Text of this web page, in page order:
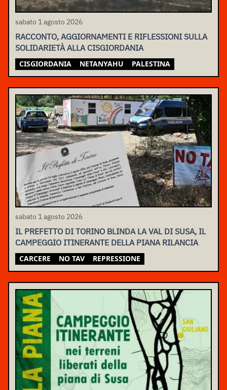
sabato 1 agosto 2026
RACCONTO, AGGIORNAMENTI E RIFLESSIONI SULLA
SOLIDARIETÀ ALLA CISGIORDANIA
CISGIORDANIA NETANYAHU PALESTINA
sabato 1 agosto 2026
IL PREFETTO DI TORINO BLINDA LA VAL DI SUSA, IL
CAMPEGGIO ITINERANTE DELLA PIANA RILANCIA
CARCERE NO TAV REPRESSIONE